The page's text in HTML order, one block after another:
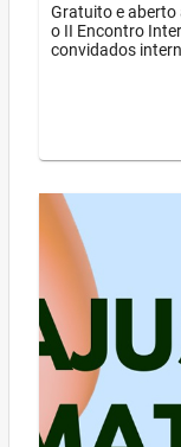
Gratuito e aberto
o II Encontro
convidados